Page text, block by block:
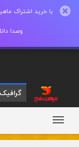
وصدا
گرافیک